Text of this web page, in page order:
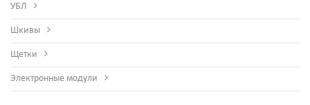
УБЛ
Шкивы
Щетки
Электронные модули